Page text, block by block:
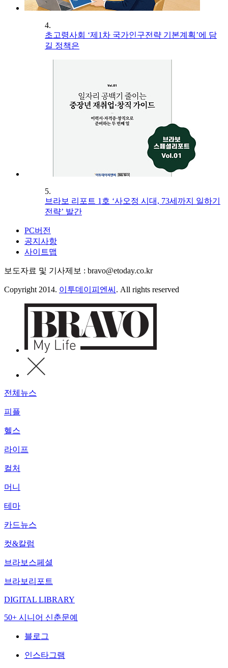
4.
초고령사회 ‘제1차 국가인구전략 기본계획’에 담
길 정책은
5.
브라보 리포트 1호 ‘사오정 시대, 73세까지 일하기
전략’ 발간
PC버전
공지사항
사이트맵
보도자료 및 기사제보 : bravo@etoday.co.kr
Copyright 2014. 이투데이피엔씨 . All rights reserved
전체뉴스
피플
헬스
라이프
컬처
머니
테마
카드뉴스
컷&칼럼
브라보스페셜
브라보리포트
DIGITAL LIBRARY
50+ 시니어 신춘문예
블로그
인스타그램